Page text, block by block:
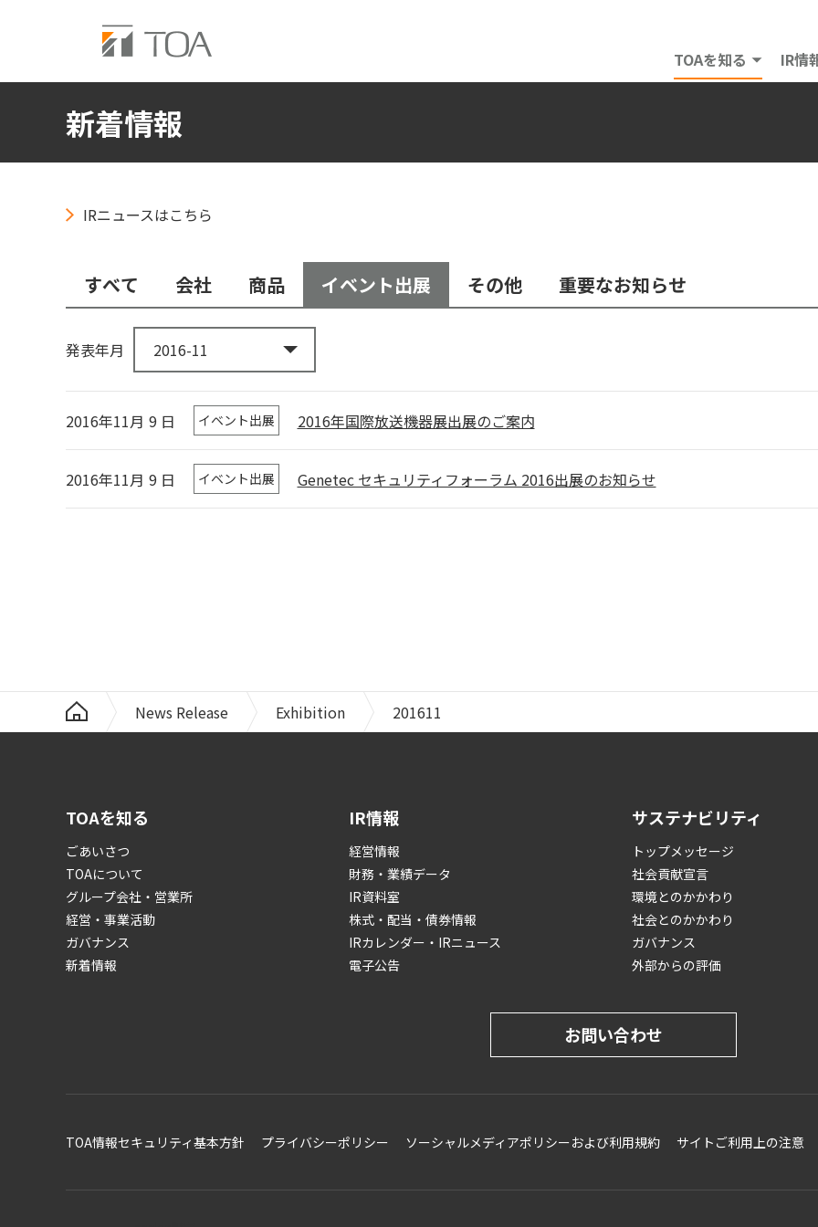
TOAを知る IR情
新着情報
IRニュースはこちら
すべて 会社 商品 イベント出展 その他 重要なお知らせ
発表年月
2016年11月 9日 イベント出展 2016年国際放送機器展出展のご案内
2016年11月 9日 イベント出展 Genetec セキュリティフォーラム 2016出展のお知らせ
News Release Exhibition 201611
TOAを知る
ごあいさつ
TOAについて
グループ会社・営業所
経営・事業活動
ガバナンス
新着情報
IR情報
経営情報
財務・業績データ
IR資料室
株式・配当・債券情報
IRカレンダー・IRニュース
電子公告
サステナビリティ
トップメッセージ
社会貢献宣言
環境とのかかわり
社会とのかかわり
ガバナンス
外部からの評価
お問い合わせ
TOA情報セキュリティ基本方針 プライバシーポリシー ソーシャルメディアポリシーおよび利用規約 サイトご利用上の注意